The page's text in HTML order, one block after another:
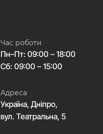
Час роботи
Пн–Пт: 09:00 – 18:00
Сб: 09:00 – 15:00
Адреса
Україна, Дніпро,
вул. Театральна, 5